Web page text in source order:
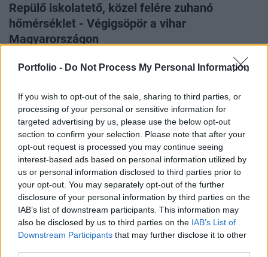
Portfolio - Do Not Process My Personal Information
If you wish to opt-out of the sale, sharing to third parties, or
processing of your personal or sensitive information for
targeted advertising by us, please use the below opt-out
section to confirm your selection. Please note that after your
opt-out request is processed you may continue seeing
interest-based ads based on personal information utilized by
us or personal information disclosed to third parties prior to
your opt-out. You may separately opt-out of the further
disclosure of your personal information by third parties on the
IAB’s list of downstream participants. This information may
also be disclosed by us to third parties on the IAB’s List of
Downstream Participants that may further disclose it to other
Repülő iskolatető, közel felére zuhanó
hőmérséklet - Végigsöpör a vihar
Magyarországon
riasztották a vasárnap délután lecsapó viharok miatt. A
megrongálódott épületek miatt kért segítséget az ország
nyugati és középső területeiről. Az Időkép által közzétett
felvételek szerint Nyugat-Magyarországon egyes helyeken
felére zuhant a hőmérséklet, a Balatonnál pedig 100
kilométer/órás széllökéseket rögzítettek.
2026. július 19. 18:19 | Portfolio